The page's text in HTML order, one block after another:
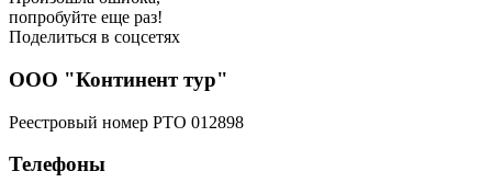
попробуйте еще раз!
Поделиться в соцсетях
ООО "Континент тур"
Реестровый номер РТО 012898
Телефоны